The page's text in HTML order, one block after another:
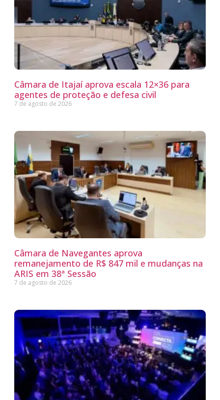
Câmara de Itajaí aprova escala 12×36 para
agentes de proteção e defesa civil
7 de agosto de 2026
Câmara de Navegantes aprova
remanejamento de R$ 847 mil e mudanças na
ARIS em 38ª Sessão
7 de agosto de 2026